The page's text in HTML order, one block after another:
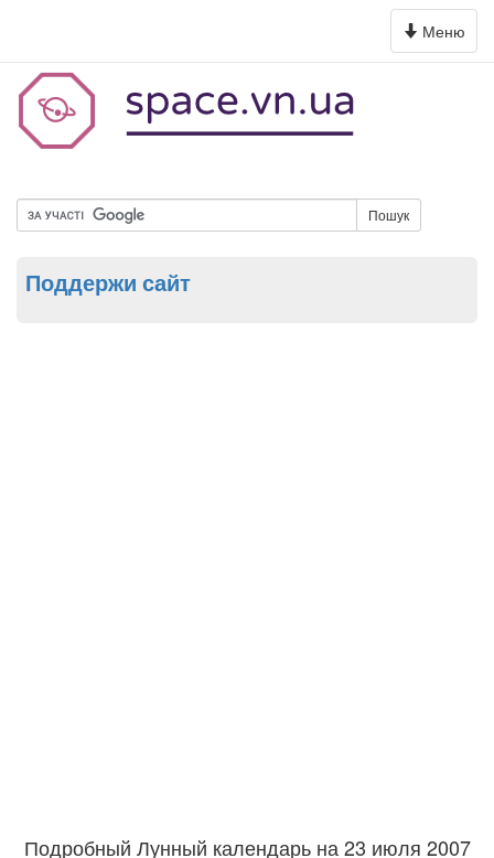
Toggle
navigation
Меню
Пошук
Поддержи сайт
Подробный Лунный календарь на 23 июля 2007